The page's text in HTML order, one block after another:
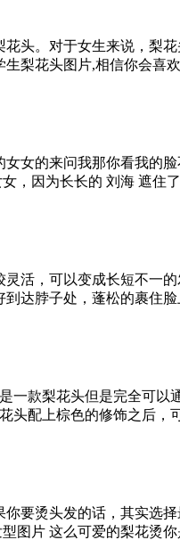
头。对于女生来说，梨
梨花头图片,相信你会喜
女的来问我那你看我
，因为长长的 刘海 遮住
活，可以变成长短不一
达脖子处，蓬松的裹住
一款梨花头但是完全可
头配上棕色的修饰之后，
要烫头发的话，其实
图片 这么可爱的梨花烫